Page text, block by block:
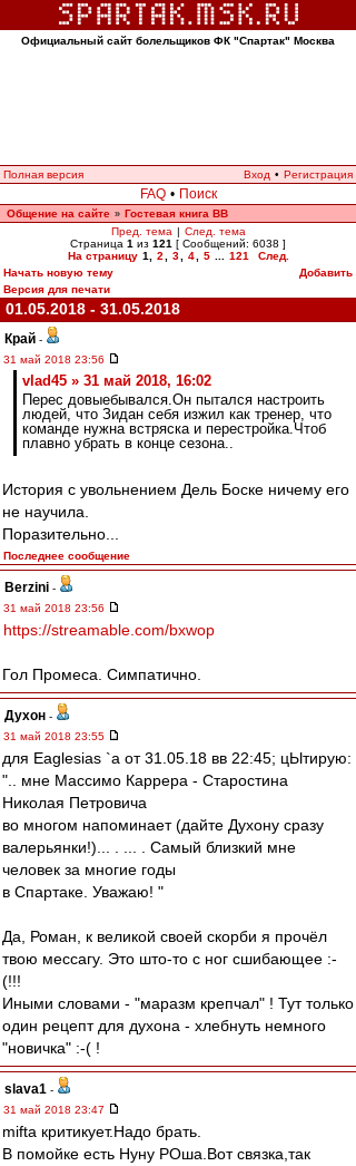
Официальный сайт болельщиков ФК "Спартак" Москва
Полная версия Вход • Регистрация
FAQ • Поиск
Общение на сайте » Гостевая книга ВВ
Пред. тема | След. тема
Страница 1 из 121 [ Сообщений: 6038 ]
На страницу 1 2 3 4 5 121
След.
Начать новую тему
Добавить
Версия для печати
01.05.2018 - 31.05.2018
Край -
31 май 2018 23:56
vlad45 » 31 май 2018, 16:02
Перес довыебывался.Он пытался настроить
людей, что Зидан себя изжил как тренер, что
команде нужна встряска и перестройка.Чтоб
плавно убрать в конце сезона..
История с увольнением Дель Боске ничему его
не научила.
Поразительно...
Последнее сообщение
Berzini -
31 май 2018 23:56
https://streamable.com/bxwop
Гол Промеса. Симпатично.
Духон -
31 май 2018 23:55
для Eaglesias `а от 31.05.18 вв 22:45; цЫтирую:
".. мне Массимо Каррера - Старостина
Николая Петровича
во многом напоминает (дайте Духону сразу
валерьянки!)... . ... . Самый близкий мне
человек за многие годы
в Спартаке. Уважаю! "
Да, Роман, к великой своей скорби я прочёл
твою мессагу. Это што-то с ног сшибающее :-
(!!!
Иными словами - "маразм крепчал" ! Тут только
один рецепт для духона - хлебнуть немного
"новичка" :-( !
slava1 -
31 май 2018 23:47
mifta критикует.Надо брать.
В помойке есть Нуну РОша.Вот связка,так